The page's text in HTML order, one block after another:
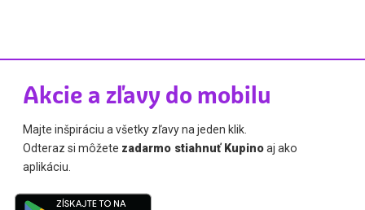
Akcie a zľavy do mobilu
Majte inšpiráciu a všetky zľavy na jeden klik.
Odteraz si môžete zadarmo stiahnuť Kupinoaj ako
aplikáciu.